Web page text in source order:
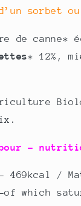
sorbet
de canne*
* 12%,
-
- 469kcal /
of which